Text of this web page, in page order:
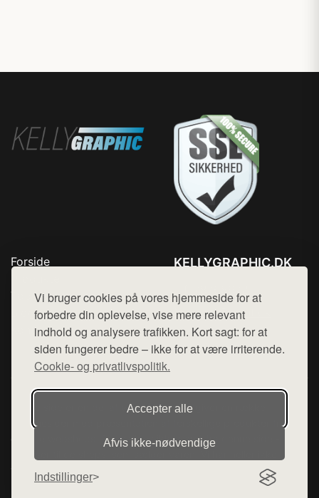
Vi bruger cookies på vores hjemmeside for at
forbedre din oplevelse, vise mere relevant
indhold og analysere trafikken. Kort sagt: for at
siden fungerer bedre – ikke for at være irriterende.
Cookie- og privatlivspolitik.
Accepter alle
Afvis ikke‑nødvendige
Indstillinger
Forside
Top Rabatter
Blog
Kontakt
KELLYGRAPHIC.DK
Mail: hej@want.dk
Cookie- og privatlivspolitik
Denne side er en del af want.dk, der udgiver en række
hjemmesider med præsentation af forskellige produkter fra
diverse webshops. Der sælges ikke varer fra denne side - vi
varerne på lager.